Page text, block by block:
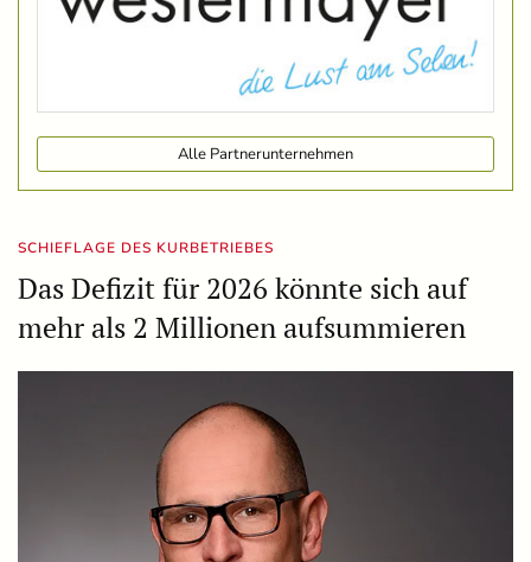
Alle Partnerunternehmen
SCHIEFLAGE DES KURBETRIEBES
Das Defizit für 2026 könnte sich auf
mehr als 2 Millionen aufsummieren